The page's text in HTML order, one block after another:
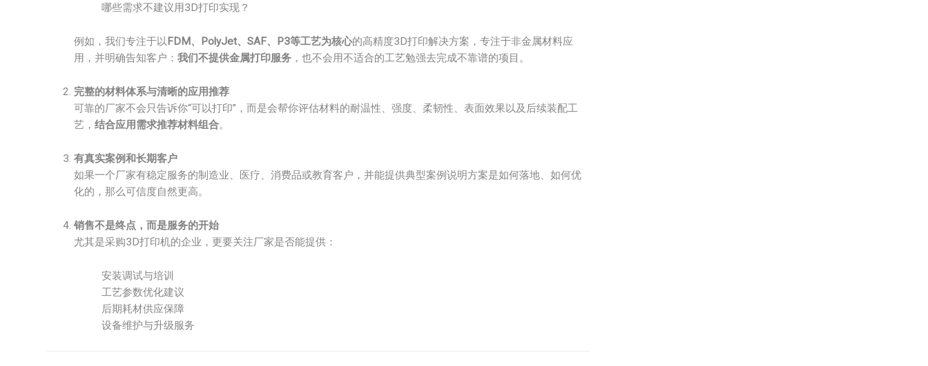
哪些需求不建议用3D打印实现？
例如，我们专注于以FDM、PolyJet、SAF、P3等工艺为核心的高精度3D打印解决方案，专注于非金属材料应
用，并明确告知客户： 我们不提供金属打印服务 ，也不会用不适合的工艺勉强去完成不靠谱的项目。
完整的材料体系与清晰的应用推荐
可靠的厂家不会只告诉你“可以打印”，而是会帮你评估材料的耐温性、强度、柔韧性、表面效果以及后续装配工
艺， 结合应用需求推荐材料组合。
有真实案例和长期客户
如果一个厂家有稳定服务的制造业、医疗、消费品或教育客户，并能提供典型案例说明方案是如何落地、如何优
化的，那么可信度自然更高。
销售不是终点，而是服务的开始
尤其是采购3D打印机的企业，更要关注厂家是否能提供：
安装调试与培训
工艺参数优化建议
后期耗材供应保障
设备维护与升级服务